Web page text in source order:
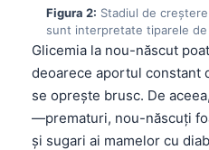
Figura 2: Stadiul de
sunt interpretate tiparele
Glicemia la nou-născut
deoarece aportul constant
se oprește brusc. De
—prematuri, nou-născuți
și sugari ai mamelor cu